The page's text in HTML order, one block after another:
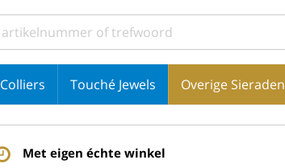
Colliers Touché Jewels Overige Sieraden
Met eigen échte winkel